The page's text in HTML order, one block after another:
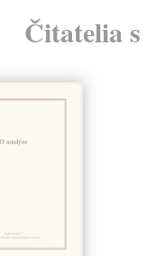
Čitatelia